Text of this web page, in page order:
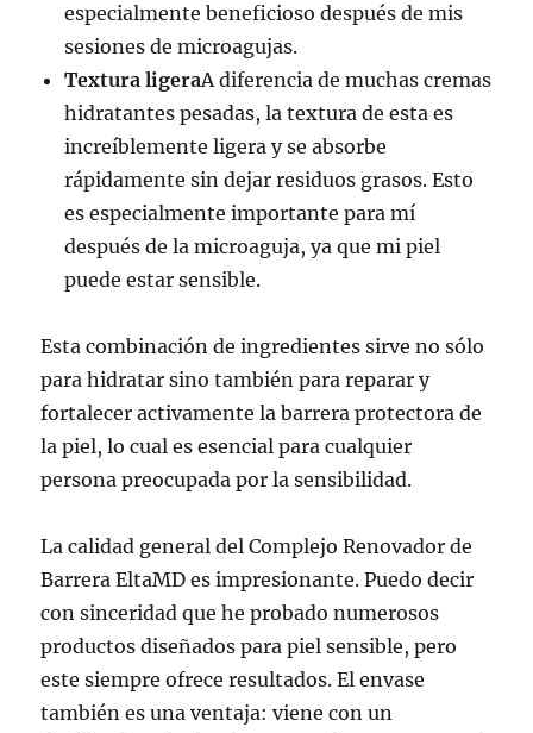
especialmente beneficioso después de mis
sesiones de microagujas.
Textura ligeraA diferencia de muchas cremas
hidratantes pesadas, la textura de esta es
increíblemente ligera y se absorbe
rápidamente sin dejar residuos grasos. Esto
es especialmente importante para mí
después de la microaguja, ya que mi piel
puede estar sensible.
Esta combinación de ingredientes sirve no sólo
para hidratar sino también para reparar y
fortalecer activamente la barrera protectora de
la piel, lo cual es esencial para cualquier
persona preocupada por la sensibilidad.
La calidad general del Complejo Renovador de
Barrera EltaMD es impresionante. Puedo decir
con sinceridad que he probado numerosos
productos diseñados para piel sensible, pero
este siempre ofrece resultados. El envase
también es una ventaja: viene con un